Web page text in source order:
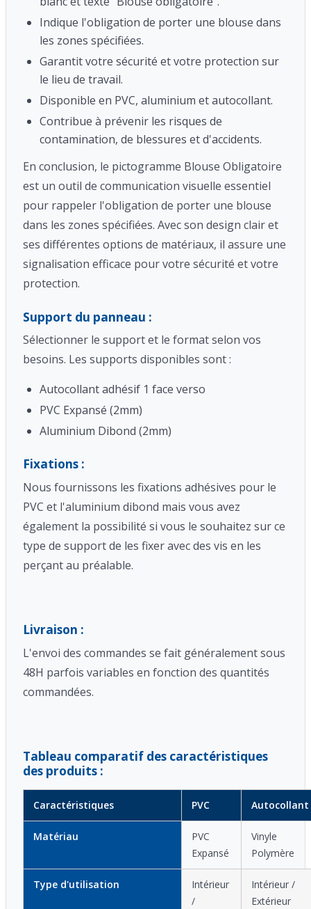
Indique l'obligation de porter une blouse dans
les zones spécifiées.
Garantit votre sécurité et votre protection sur
le lieu de travail.
Disponible en PVC, aluminium et autocollant.
Contribue à prévenir les risques de
contamination, de blessures et d'accidents.
En conclusion, le pictogramme Blouse Obligatoire
est un outil de communication visuelle essentiel
pour rappeler l'obligation de porter une blouse
dans les zones spécifiées. Avec son design clair et
ses différentes options de matériaux, il assure une
signalisation efficace pour votre sécurité et votre
protection.
Support du panneau :
Sélectionner le support et le format selon vos
besoins. Les supports disponibles sont :
Autocollant adhésif 1 face verso
PVC Expansé (2mm)
Aluminium Dibond (2mm)
Fixations :
Nous fournissons les fixations adhésives pour le
PVC et l'aluminium dibond mais vous avez
également la possibilité si vous le souhaitez sur ce
type de support de les fixer avec des vis en les
perçant au préalable.
Livraison :
L'envoi des commandes se fait généralement sous
48H parfois variables en fonction des quantités
commandées.
Tableau comparatif des caractéristiques
des produits :
Caractéristiques PVC Autocollant
Matériau
PVC
Expansé
Vinyle
Polymère
Type d'utilisation
Intérieur
/
Intérieur /
Extérieur